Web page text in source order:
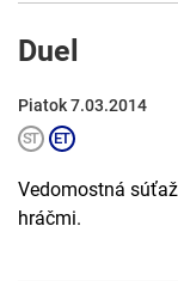
Duel
Piatok 7.03.2014
Vedomostná
hráčmi.